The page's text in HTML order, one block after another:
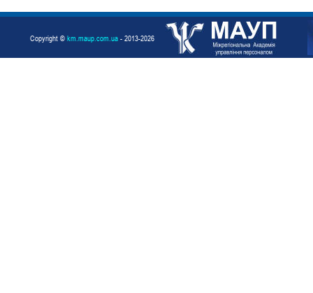
Copyright © km.maup.com.ua - 2013-2026